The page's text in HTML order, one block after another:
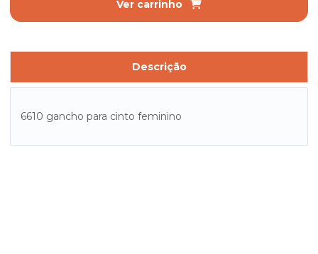
Ver carrinho
Descrição
6610 gancho para cinto feminino